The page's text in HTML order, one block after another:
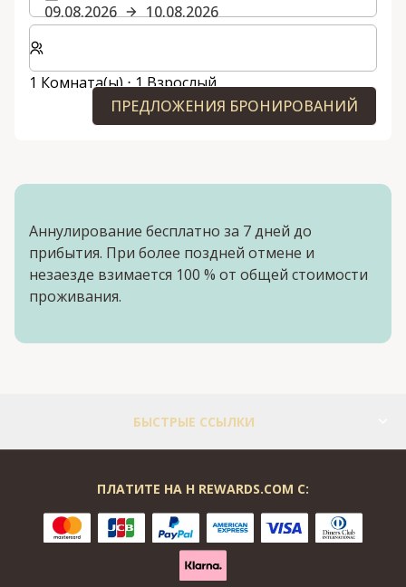
09.08.2026
10.08.2026
Выберите количество комнат и гостей для вашего
1 Комната(ы) ⋅ 1 Взрослый
ПРЕДЛОЖЕНИЯ БРОНИРОВАНИЙ
Аннулирование бесплатно за 7 дней до
прибытия. При более поздней отмене и
незаезде взимается 100 % от общей стоимости
проживания.
БЫСТРЫЕ ССЫЛКИ
ПЛАТИТЕ НА H REWARDS.COM С: